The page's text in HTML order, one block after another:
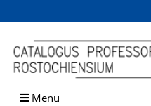
Browsen
direkt zum Inhalt
Menü